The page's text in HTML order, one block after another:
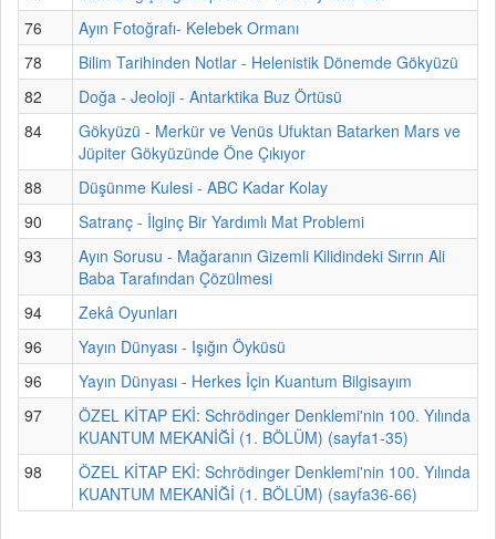
76
Ayın Fotoğrafı- Kelebek Ormanı
78
Bilim Tarihinden Notlar - Helenistik Dönemde Gökyüzü
82
Doğa - Jeoloji - Antarktika Buz Örtüsü
84
Gökyüzü - Merkür ve Venüs Ufuktan Batarken Mars ve
Jüpiter Gökyüzünde Öne Çıkıyor
88
Düşünme Kulesi - ABC Kadar Kolay
90
Satranç - İlginç Bir Yardımlı Mat Problemi
93
Ayın Sorusu - Mağaranın Gizemli Kilidindeki Sırrın Ali
Baba Tarafından Çözülmesi
94
Zekâ Oyunları
96
Yayın Dünyası - Işığın Öyküsü
96
Yayın Dünyası - Herkes İçin Kuantum Bilgisayım
97
ÖZEL KİTAP EKİ: Schrödinger Denklemi'nin 100. Yılında
KUANTUM MEKANİĞİ (1. BÖLÜM) (sayfa1-35)
98
ÖZEL KİTAP EKİ: Schrödinger Denklemi'nin 100. Yılında
KUANTUM MEKANİĞİ (1. BÖLÜM) (sayfa36-66)